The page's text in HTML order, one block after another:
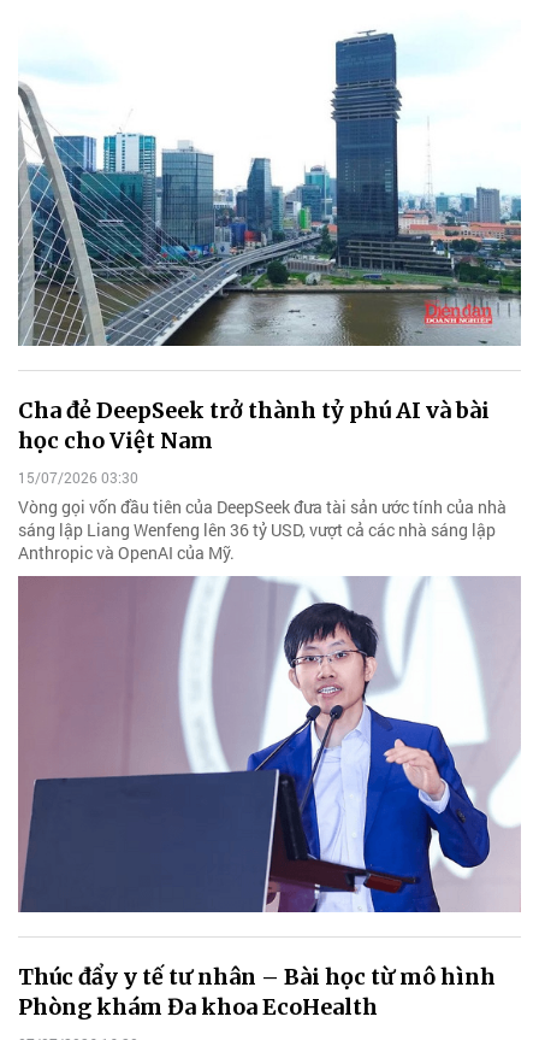
Cha đẻ DeepSeek trở thành tỷ phú AI và bài
học cho Việt Nam
15/07/2026 03:30
Vòng gọi vốn đầu tiên của DeepSeek đưa tài sản ước tính của nhà
sáng lập Liang Wenfeng lên 36 tỷ USD, vượt cả các nhà sáng lập
Anthropic và OpenAI của Mỹ.
Thúc đẩy y tế tư nhân – Bài học từ mô hình
Phòng khám Đa khoa EcoHealth